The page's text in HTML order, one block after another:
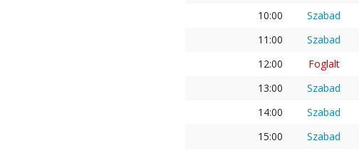
10:00
Szabad
11:00
Szabad
12:00
Foglalt
13:00
Szabad
14:00
Szabad
15:00
Szabad